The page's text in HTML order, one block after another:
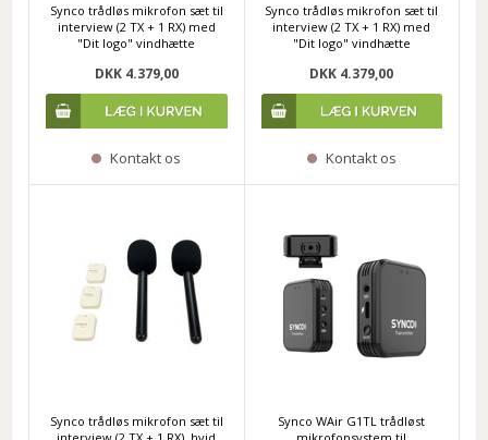
Synco trådløs mikrofon sæt til
interview (2 TX + 1 RX) med
"Dit logo" vindhætte
DKK 4.379,00
Kontakt os
Synco trådløs mikrofon sæt til
interview (2 TX + 1 RX) med
"Dit logo" vindhætte
DKK 4.379,00
Kontakt os
Synco trådløs mikrofon sæt til
Synco WAir G1TL trådløst